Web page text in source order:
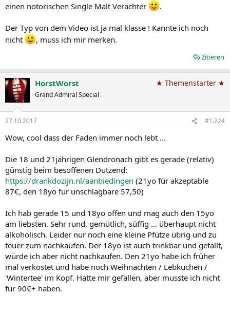
einen notorischen Single Malt Verächter
.
Der Typ von dem Video ist ja mal klasse ! Kannte ich noch
nicht
, muss ich mir merken.
Zitieren
HorstWorst
Grand Admiral Special
★ Themenstarter ★
27.10.2017 #1.224
Wow, cool dass der Faden immer noch lebt ...
Die 18 und 21jährigen Glendronach gibt es gerade (relativ)
günstig beim besoffenen Dutzend:
https://drankdozijn.nl/aanbiedingen (21yo für akzeptable
87€, den 18yo für unschlagbare 57,50)
Ich hab gerade 15 und 18yo offen und mag auch den 15yo
am liebsten. Sehr rund, gemütlich, süffig ... überhaupt nicht
alkoholisch. Leider nur noch eine kleine Pfütze übrig und zu
teuer zum nachkaufen. Der 18yo ist auch trinkbar und gefällt,
würde ich aber nicht nachkaufen. Den 21yo habe ich früher
mal verkostet und habe noch Weihnachten / Lebkuchen /
'Wintertee' im Kopf. Hatte mir gefallen, aber musste ich nicht
für 90€+ haben.